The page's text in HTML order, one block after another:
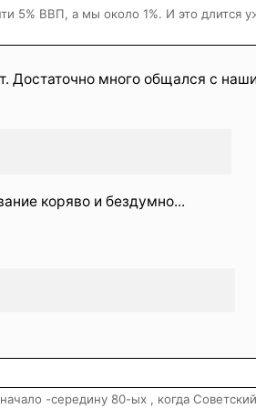
5% ВВП, а мы около 1%. И это длится
Достаточно много общался с
коряво и бездумно...
-середину 80-ых , когда Советский